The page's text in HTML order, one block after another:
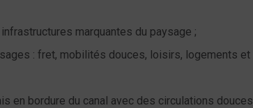
marquantes du paysage ;
: fret, mobilités douces, loisirs, logements et
en bordure du canal avec des circulations